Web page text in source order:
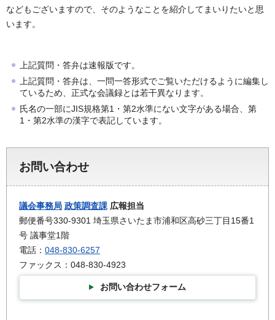
などもございますので、そのようなことを紹介してまいりたいと思
います。
上記質問・答弁は速報版です。
上記質問・答弁は、一問一答形式でご覧いただけるように編集し
ているため、正式な会議録とは若干異なります。
氏名の一部にJIS規格第1・第2水準にない文字がある場合、第
1・第2水準の漢字で表記しています。
お問い合わせ
議会事務局 政策調査課 広報担当
郵便番号330-9301 埼玉県さいたま市浦和区高砂三丁目15番1
号 議事堂1階
電話： 048-830-6257
ファックス：048-830-4923
お問い合わせフォーム